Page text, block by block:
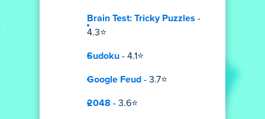
Brain Test: Tricky Puzzles -
4.3⭐
Sudoku - 4.1⭐
Google Feud - 3.7⭐
2048 - 3.6⭐